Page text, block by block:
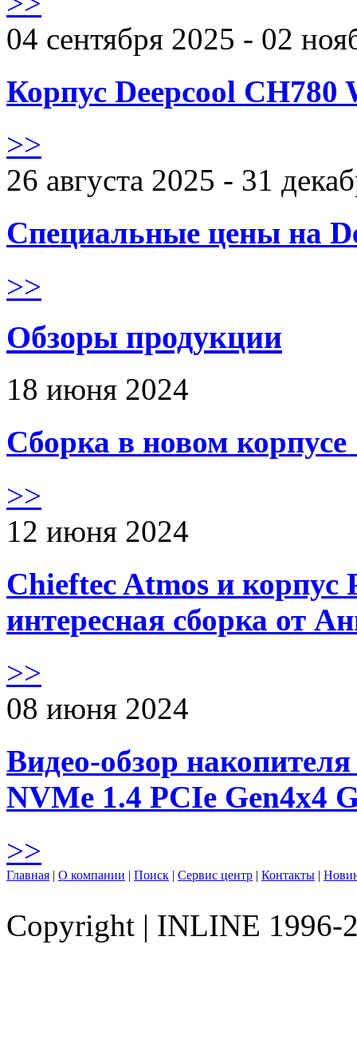
04 сентября 2025 - 02
Корпус Deepcool CH780
>>
26 августа 2025 - 31
Специальные цены на
>>
Обзоры продукции
18 июня 2024
Сборка в новом
>>
12 июня 2024
Chieftec Atmos и корпус
интересная сборка от
>>
08 июня 2024
Видео-обзор
NVMe 1.4 PCIe Gen4х4
>>
Главная | О компании | Поиск | Сервис центр | Контакты |
Copyright | INLINE 1996-